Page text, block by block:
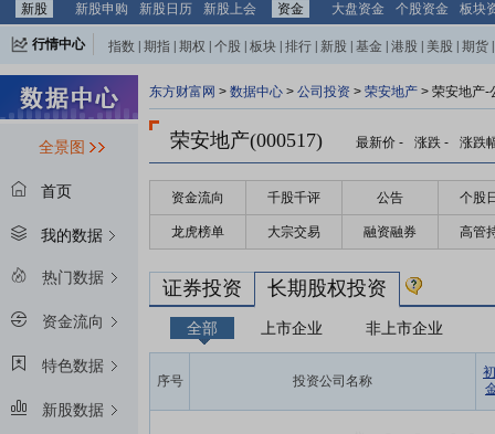
新股
新股申购 新股日历 新股上会 资金 大盘资金 个股资金 板块
行情中心 指数 期指 期权 个股 板块 排行 新股 基金 港股 美股 期货
全景图
首页
我的数据
热门数据
资金流向
特色数据
新股数据
东方财富网 > 数据中心 > 公司投资 > 荣安地产 > 荣安地产-
荣安地产(000517) 最新价 - 涨跌 - 涨跌
资金流向 千股千评 公告 个股
龙虎榜单 大宗交易 融资融券 高管
证券投资 长期股权投资
全部 上市企业 非上市企业
序号 投资公司名称